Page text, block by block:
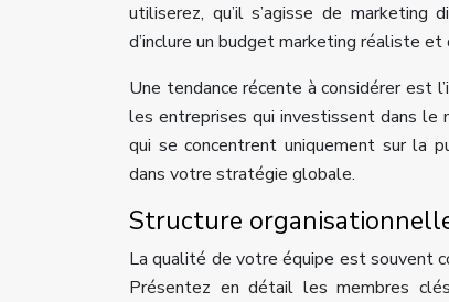
utiliserez, qu’il s’agisse de
d’inclure un budget marketing réaliste
Une tendance récente à considérer est
les entreprises qui investissent dans le
qui se concentrent uniquement sur la
dans votre stratégie globale.
Structure
La qualité de votre équipe est souvent
Présentez en détail les membres